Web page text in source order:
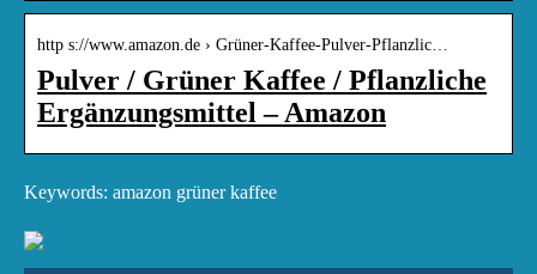
http s://www.amazon.de › Grüner-Kaffee-Pulver-Pflanzlic…
Pulver / Grüner Kaffee / Pflanzliche
Ergänzungsmittel – Amazon
Keywords: amazon grüner kaffee